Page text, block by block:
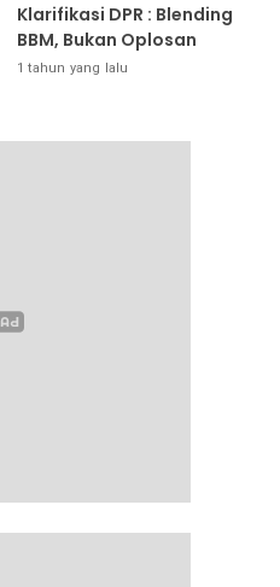
Klarifikasi DPR : Blending
BBM, Bukan Oplosan
1 tahun yang lalu